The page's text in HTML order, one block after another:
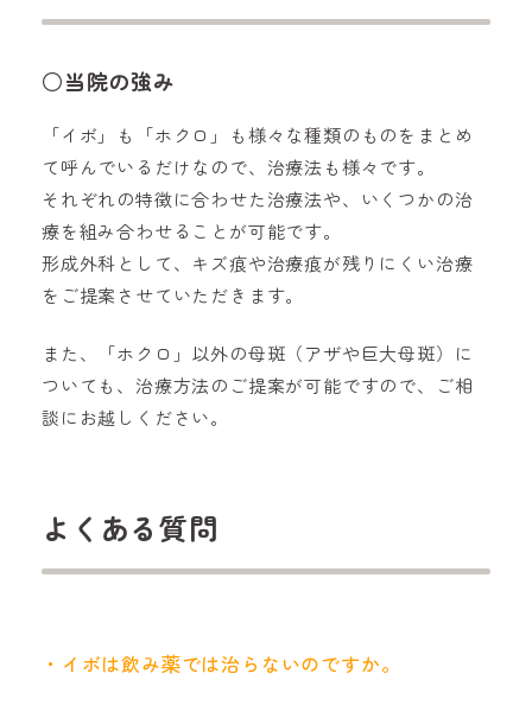
○当院の強み
「イボ」も「ホクロ」も様々な種類のものをまとめ
て呼んでいるだけなので、治療法も様々です。
それぞれの特徴に合わせた治療法や、いくつかの治
療を組み合わせることが可能です。
形成外科として、キズ痕や治療痕が残りにくい治療
をご提案させていただきます。
また、「ホクロ」以外の母斑（アザや巨大母斑）に
ついても、治療方法のご提案が可能ですので、ご相
談にお越しください。
よくある質問
イボは飲み薬では治らないのですか。